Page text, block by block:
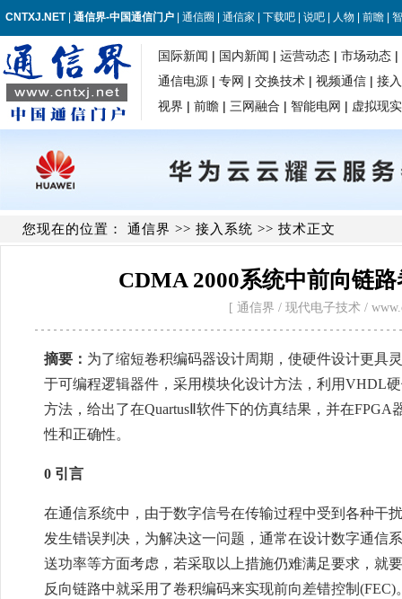
您现在的位置： 通信界 >> 接入系统 >> 技术正文
CDMA 2000系统中前向链
[ 通信界 / 现代电子技术 /
摘要： 为了缩短卷积编码器设计周期，使硬件设计更具
于可编程逻辑器件，采用模块化设计方法，利用VHDL
方法，给出了在QuartusⅡ软件下的仿真结果，并在
性和正确性。
0 引言
在通信系统中，由于数字信号在传输过程中受到各种干
发生错误判决，为解决这一问题，通常在设计数字通信
送功率等方面考虑，若采取以上措施仍难满足要求，就
反向链路中就采用了卷积编码来实现前向差错控制(FEC)